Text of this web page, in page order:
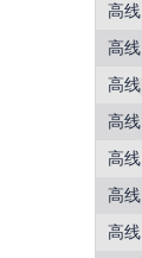
高线
高线
高线
高线
高线
高线
高线